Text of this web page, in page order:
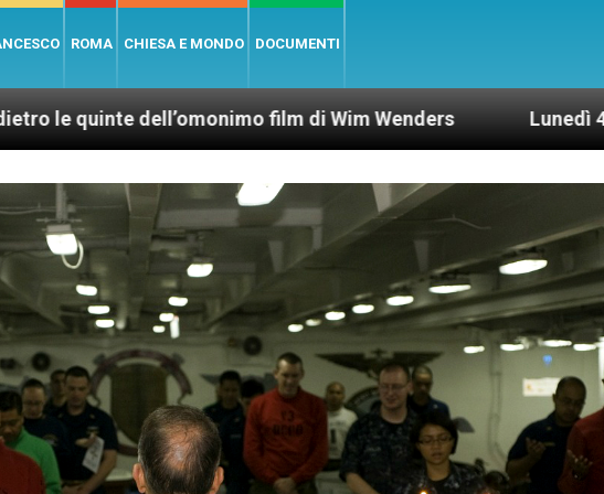
ROMA CHIESA E MONDO DOCUMENTI
film di Wim Wenders Lunedì 4 gennaio